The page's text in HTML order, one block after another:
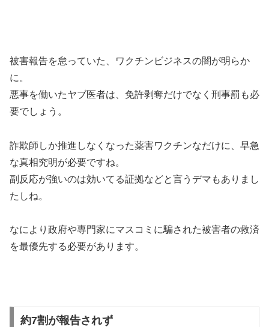
被害報告を怠っていた、ワクチンビジネスの闇が明らか
に。
悪事を働いたヤブ医者は、免許剥奪だけでなく刑事罰も必
要でしょう。
詐欺師しか推進しなくなった薬害ワクチンなだけに、早急
な真相究明が必要ですね。
副反応が強いのは効いてる証拠などと言うデマもありまし
たしね。
なにより政府や専門家にマスコミに騙された被害者の救済
を最優先する必要があります。
約7割が報告されず